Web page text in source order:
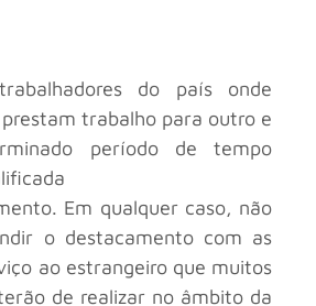
do país onde
trabalho para outro e
período de tempo
Em qualquer caso, não
o destacamento com as
ao estrangeiro que muitos
de realizar no âmbito da